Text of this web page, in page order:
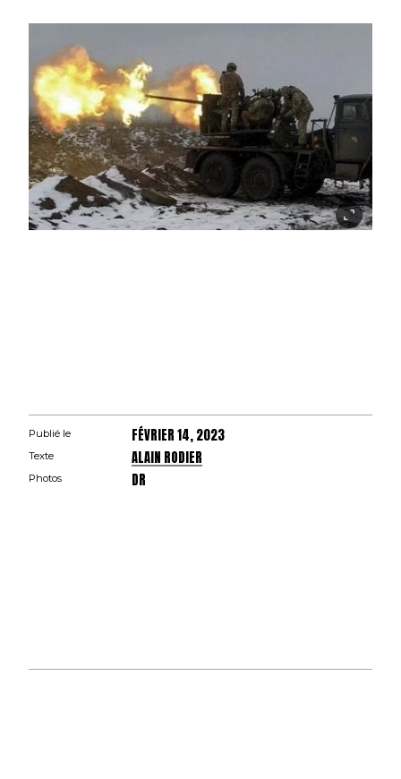
Publié le FÉVRIER 14, 2023
Texte ALAIN RODIER
Photos DR